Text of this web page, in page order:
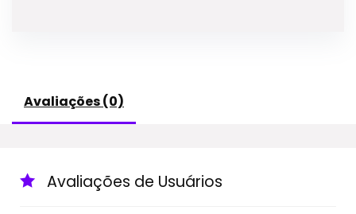
Avaliações (0)
Avaliações de Usuários